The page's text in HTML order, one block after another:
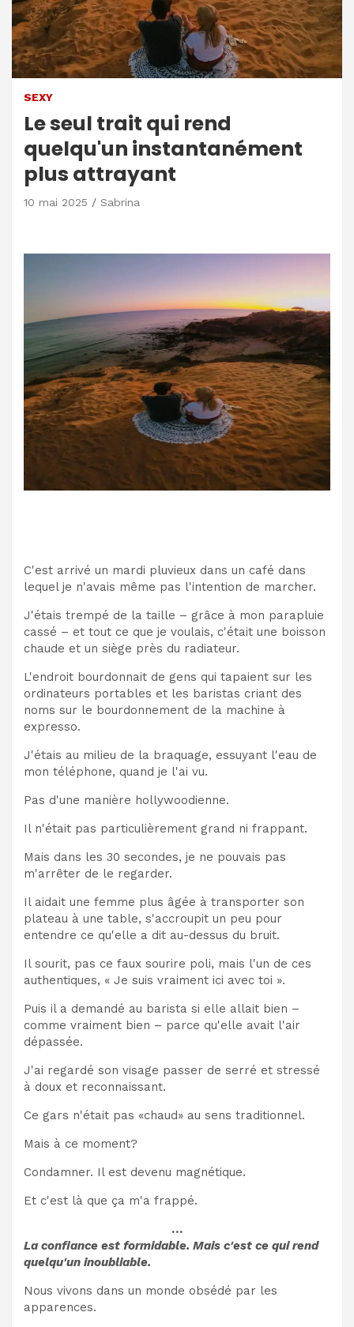
SEXY
Le seul trait qui rend
quelqu'un instantanément
plus attrayant
10 mai 2025 Sabrina
C'est arrivé un mardi pluvieux dans un café dans
lequel je n'avais même pas l'intention de marcher.
J'étais trempé de la taille – grâce à mon parapluie
cassé – et tout ce que je voulais, c'était une boisson
chaude et un siège près du radiateur.
L'endroit bourdonnait de gens qui tapaient sur les
ordinateurs portables et les baristas criant des
noms sur le bourdonnement de la machine à
expresso.
J'étais au milieu de la braquage, essuyant l'eau de
mon téléphone, quand je l'ai vu.
Pas d'une manière hollywoodienne.
Il n'était pas particulièrement grand ni frappant.
Mais dans les 30 secondes, je ne pouvais pas
m'arrêter de le regarder.
Il aidait une femme plus âgée à transporter son
plateau à une table, s'accroupit un peu pour
entendre ce qu'elle a dit au-dessus du bruit.
Il sourit, pas ce faux sourire poli, mais l'un de ces
authentiques, « Je suis vraiment ici avec toi ».
Puis il a demandé au barista si elle allait bien –
comme vraiment bien – parce qu'elle avait l'air
dépassée.
J'ai regardé son visage passer de serré et stressé
à doux et reconnaissant.
Ce gars n'était pas «chaud» au sens traditionnel.
Mais à ce moment?
Condamner. Il est devenu magnétique.
Et c'est là que ça m'a frappé.
…
La confiance est formidable. Mais c'est ce qui rend
quelqu'un inoubliable.
Nous vivons dans un monde obsédé par les
apparences.